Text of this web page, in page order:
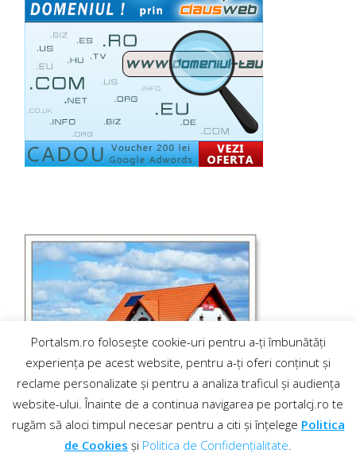
Portalsm.ro folosește cookie-uri pentru a-ți îmbunătăți
experiența pe acest website, pentru a-ți oferi conținut și
reclame personalizate și pentru a analiza traficul și audiența
website-ului. Înainte de a continua navigarea pe portalcj.ro te
rugăm să aloci timpul necesar pentru a citi și înțelege Politica
de Cookies și Politica de Confidențialitate.